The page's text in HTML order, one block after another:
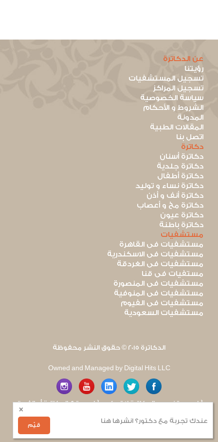
×
قيّم
عندك تجربة مع دكتور؟ انشرها هنا
عن الدكاترة
رؤيتنا
تسجيل المستشفيات
تسجيل المراكز
سياسة الخصوصية
الشروط و الأحكام
المدونة
المقالات الطبية
اتصل بنا
دكاترة
دكاترة أسنان
دكاترة جلدية
دكاترة أطفال
دكاترة نساء و توليد
دكاترة أنف و أذن
دكاترة مخ و أعصاب
دكاترة عيون
دكاترة باطنة
مستشفيات
مستشفيات فى القاهرة
مستشفيات فى الاسكندرية
مستشفيات فى الغردقة
مستفيات فى قنا
مستشفيات فى المنصورة
مستشفيات فى المنوفية
مستشفيات فى الفيوم
مستشفيات السعودية
الدكاترة 2015 © حقوق النشر محفوظة
Owned and Managed by Digital Hits LLC
آراء مستخدمى الدكاترة لا تعكس آراء موقع الدكاترة أو الفريق
العامل به. يتم بذل قصارى الجهد لضمان منع نشر أى اساءة أو
هجوم شخصى.للإبلاغ عن أى إساءة